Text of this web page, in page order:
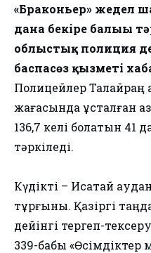
«Браконьер» жедел
дана бекіре балығы
облыстық полиция
баспасөз қызметі
Полицейлер
жағасында ұсталған
136,7 келі болатын 41
тәркіледі.
Күдікті – Исатай
тұрғыны. Қазіргі
дейінгі тергеп-
339-бабы